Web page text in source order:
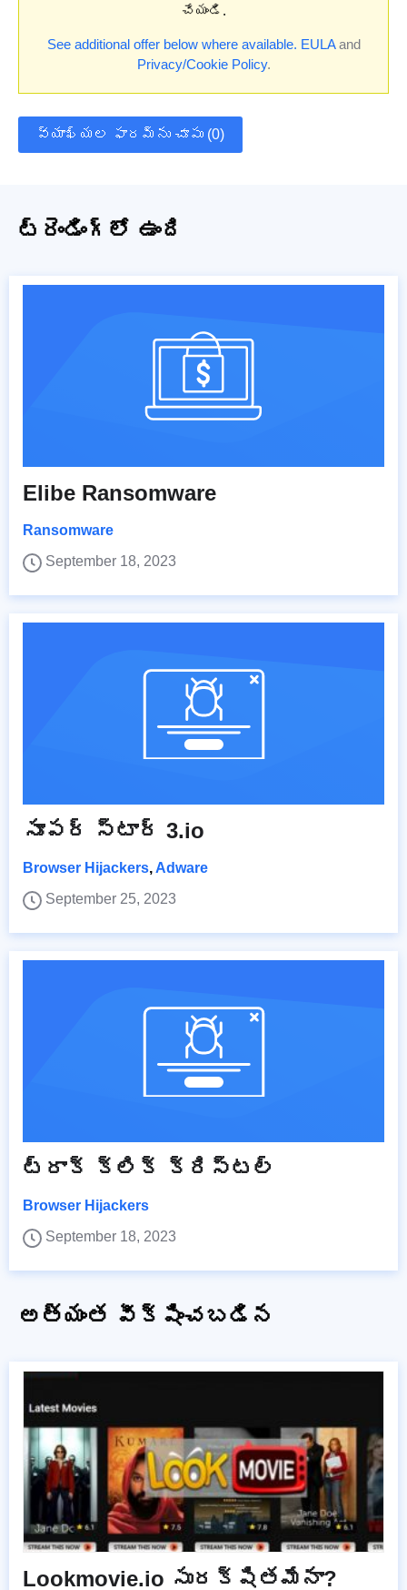
చేయండి.
See additional offer below where available. EULAand
Privacy/Cookie Policy.
వ్యాఖ్యల ఫారమ్‌ను చూపు (0)
ట్రెండింగ్‌లో ఉంది
Elibe Ransomware
Ransomware
September 18, 2023
సూపర్ స్టార్ 3.io
Browser Hijackers, Adware
September 25, 2023
ట్రాక్ క్లిక్ క్రిస్టల్
Browser Hijackers
September 18, 2023
అత్యంత వీక్షించబడిన
Lookmovie.io సురక్షితమేనా?